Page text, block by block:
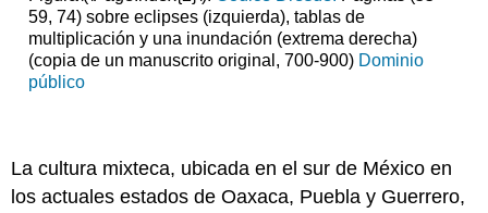
59, 74) sobre eclipses (izquierda), tablas de
multiplicación y una inundación (extrema derecha)
(copia de un manuscrito original, 700-900) Dominio
público
La cultura mixteca, ubicada en el sur de México en
los actuales estados de Oaxaca, Puebla y Guerrero,